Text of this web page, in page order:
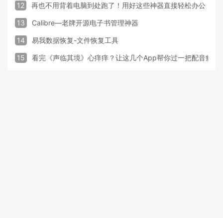
12 再也不用背着电脑到处跑了！用好这些神器直接轻松办公
13 Calibre—老牌开源电子书管理神器
14 易我数据恢复-文件恢复工具
15 看完《声临其境》心痒痒？让这几个App帮你过一把配音瘾